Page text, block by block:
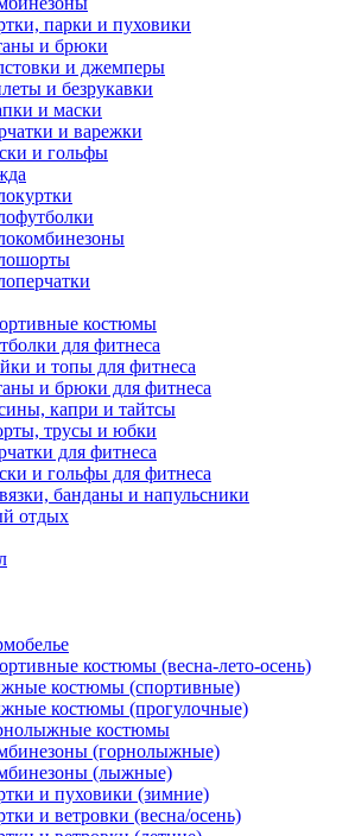
парки и пуховики
и брюки
и джемперы
и безрукавки
и маски
и варежки
и гольфы
костюмы
для фитнеса
и топы для фитнеса
и брюки для фитнеса
капри и тайтсы
трусы и юбки
для фитнеса
и гольфы для фитнеса
банданы и напульсники
отдых
костюмы (весна-лето-осень)
костюмы (спортивные)
костюмы (прогулочные)
костюмы
(горнолыжные)
(лыжные)
и пуховики (зимние)
и ветровки (весна/осень)